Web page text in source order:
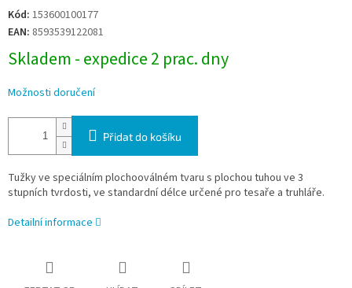
Měrná
cena:
Kód: 153600100177
EAN: 8593539122081
Skladem - expedice 2 prac. dny
Možnosti doručení
Přidat do košíku
Tužky ve speciálním plochooválném tvaru s plochou tuhou ve 3
stupních tvrdosti, ve standardní délce určené pro tesaře a truhláře.
Detailní informace